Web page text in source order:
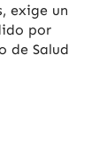
exige un
por
de Salud